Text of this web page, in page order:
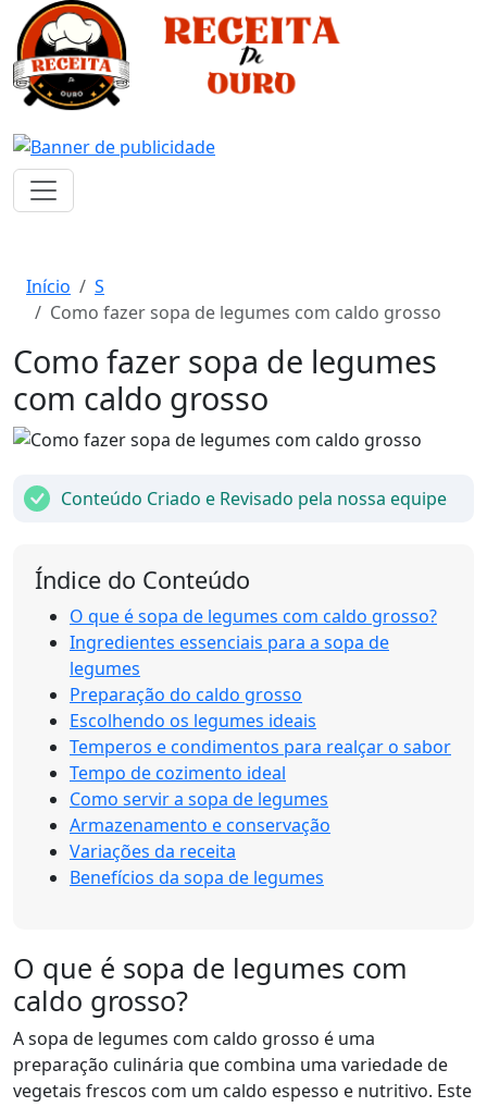
Início
S
Como fazer sopa de legumes com caldo grosso
Como fazer sopa de legumes
com caldo grosso
Conteúdo Criado e Revisado pela nossa equipe
Índice do Conteúdo
O que é sopa de legumes com caldo grosso?
Ingredientes essenciais para a sopa de
legumes
Preparação do caldo grosso
Escolhendo os legumes ideais
Temperos e condimentos para realçar o sabor
Tempo de cozimento ideal
Como servir a sopa de legumes
Armazenamento e conservação
Variações da receita
Benefícios da sopa de legumes
O que é sopa de legumes com
caldo grosso?
A sopa de legumes com caldo grosso é uma
preparação culinária que combina uma variedade de
vegetais frescos com um caldo espesso e nutritivo. Este